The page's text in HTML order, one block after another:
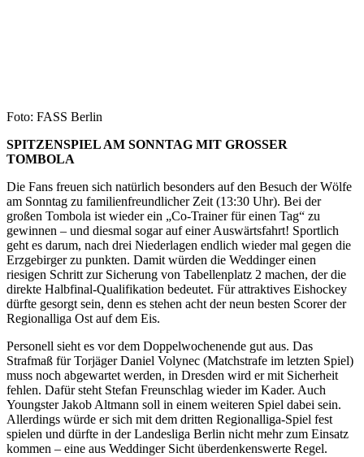
Foto: FASS Berlin
SPITZENSPIEL AM SONNTAG MIT GROSSER
TOMBOLA
Die Fans freuen sich natürlich besonders auf den Besuch der Wölfe
am Sonntag zu familienfreundlicher Zeit (13:30 Uhr). Bei der
großen Tombola ist wieder ein „Co-Trainer für einen Tag“ zu
gewinnen – und diesmal sogar auf einer Auswärtsfahrt! Sportlich
geht es darum, nach drei Niederlagen endlich wieder mal gegen die
Erzgebirger zu punkten. Damit würden die Weddinger einen
riesigen Schritt zur Sicherung von Tabellenplatz 2 machen, der die
direkte Halbfinal-Qualifikation bedeutet. Für attraktives Eishockey
dürfte gesorgt sein, denn es stehen acht der neun besten Scorer der
Regionalliga Ost auf dem Eis.
Personell sieht es vor dem Doppelwochenende gut aus. Das
Strafmaß für Torjäger Daniel Volynec (Matchstrafe im letzten Spiel)
muss noch abgewartet werden, in Dresden wird er mit Sicherheit
fehlen. Dafür steht Stefan Freunschlag wieder im Kader. Auch
Youngster Jakob Altmann soll in einem weiteren Spiel dabei sein.
Allerdings würde er sich mit dem dritten Regionalliga-Spiel fest
spielen und dürfte in der Landesliga Berlin nicht mehr zum Einsatz
kommen – eine aus Weddinger Sicht überdenkenswerte Regel.